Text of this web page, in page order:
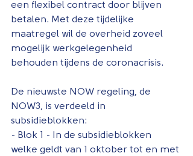
een flexibel contract door blijven
betalen. Met deze tijdelijke
maatregel wil de overheid zoveel
mogelijk werkgelegenheid
behouden tijdens de coronacrisis.
De nieuwste NOW regeling, de
NOW3, is verdeeld in
subsidieblokken:
- Blok 1 - In de subsidieblokken
welke geldt van 1 oktober tot en met